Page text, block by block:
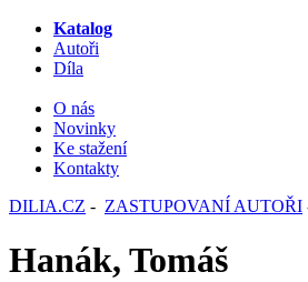
Katalog
Autoři
Díla
O nás
Novinky
Ke stažení
Kontakty
DILIA.CZ - ZASTUPOVANÍ AUTOŘI
Hanák, Tomáš